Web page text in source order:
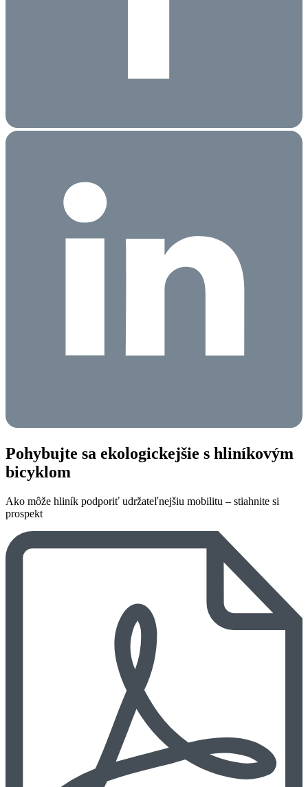
Pohybujte sa ekologickejšie s hliníkovým
bicyklom
Ako môže hliník podporiť udržateľnejšiu mobilitu – stiahnite si
prospekt